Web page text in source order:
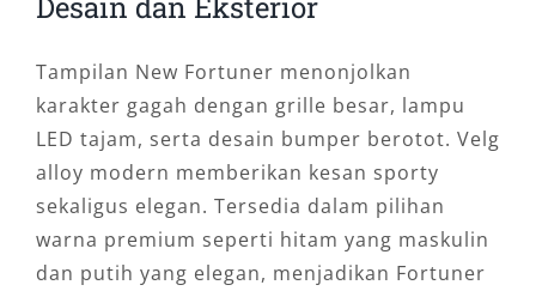
Tampilan New Fortuner menonjolkan
karakter gagah dengan grille besar, lampu
LED tajam, serta desain bumper berotot. Velg
alloy modern memberikan kesan sporty
sekaligus elegan. Tersedia dalam pilihan
warna premium seperti hitam yang maskulin
dan putih yang elegan, menjadikan Fortuner